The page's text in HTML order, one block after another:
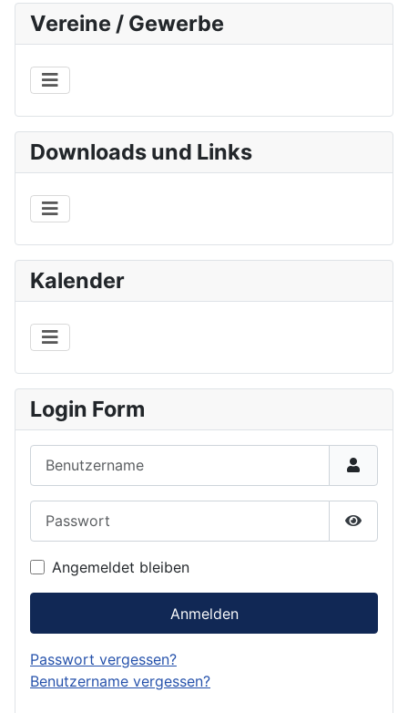
Vereine / Gewerbe
Downloads und Links
Kalender
Login Form
Angemeldet bleiben
Anmelden
Passwort vergessen?
Benutzername vergessen?